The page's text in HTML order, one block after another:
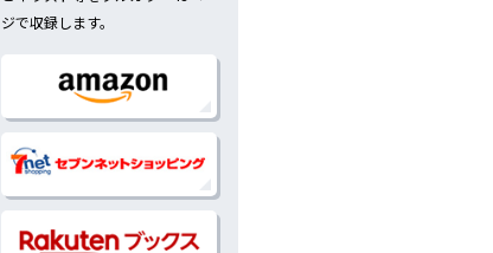
ジで収録します。